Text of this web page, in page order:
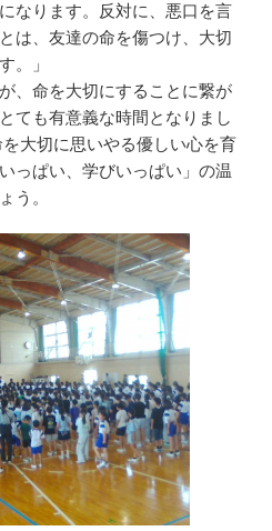
なります。反対に、悪口を言
は、友達の命を傷つけ、大切
。」
、命を大切にすることに繋が
ても有意義な時間となりまし
大切に思いやる優しい心を育
っぱい、学びいっぱい」の温
う。